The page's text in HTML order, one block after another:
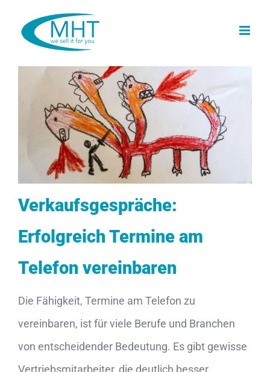
Verkaufsgespräche:
Erfolgreich Termine am
Telefon vereinbaren
Die Fähigkeit, Termine am Telefon zu
vereinbaren, ist für viele Berufe und Branchen
von entscheidender Bedeutung. Es gibt gewisse
Vertriebsmitarbeiter, die deutlich besser